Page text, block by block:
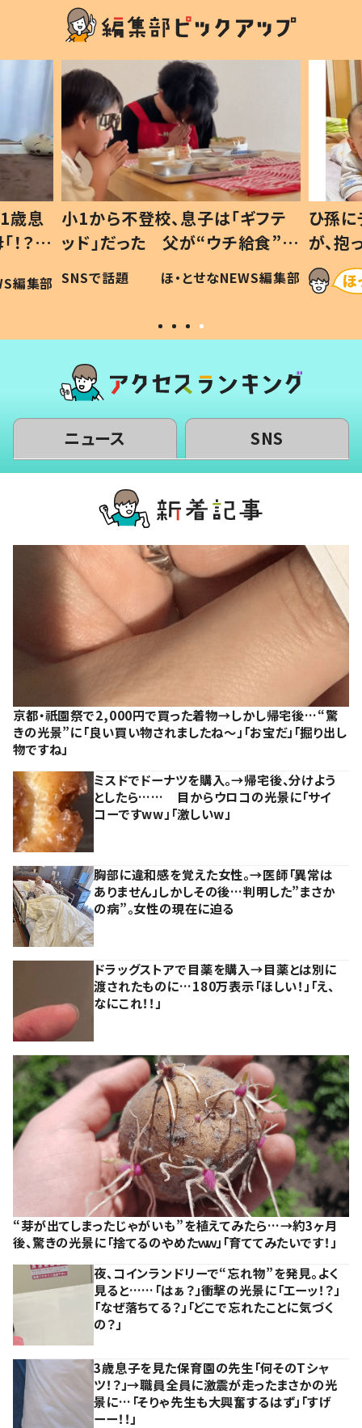
歳息
？」
編集部
小1から不登校、息子は「ギフテ
ッド」だった 父が“ウチ給食”を
作り続ける理由とは #令和の親
#令和の子
SNSで話題 ほ・とせなNEWS編集部
ひ孫
が、
「涙が
い」
ニュース SNS
京都・祇園祭で2,000円で買った着物→しかし帰宅後…“驚
きの光景”に「良い買い物されましたね～」「お宝だ」「掘り出し
物ですね」
ミスドでドーナツを購入。→帰宅後、分けよう
としたら…… 目からウロコの光景に「サイ
コーですww」「激しいw」
胸部に違和感を覚えた女性。→医師「異常は
ありません」しかしその後…判明した”まさか
の病”。女性の現在に迫る
ドラッグストアで目薬を購入→目薬とは別に
渡されたものに…180万表示「ほしい！」「え、
なにこれ！！」
“芽が出てしまったじゃがいも”を植えてみたら…→約3ヶ月
後、驚きの光景に「捨てるのやめたｗｗ」「育ててみたいです！」
夜、コインランドリーで“忘れ物”を発見。よく
見ると……「はぁ？」衝撃の光景に「エーッ！？」
「なぜ落ちてる？」「どこで忘れたことに気づく
の？」
3歳息子を見た保育園の先生「何そのTシャ
ツ！？」→職員全員に激震が走ったまさかの光
景に…「そりゃ先生も大興奮するはず」「すげ
ーー！！」